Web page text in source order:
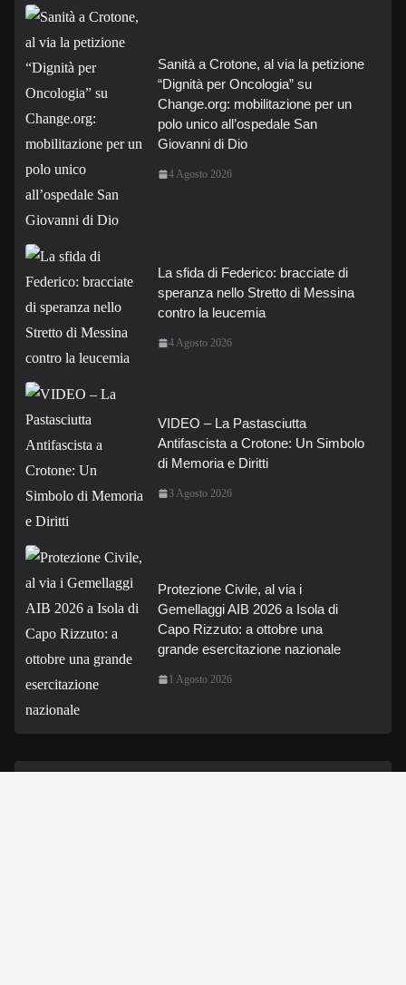
Sanità a Crotone, al via la petizione
“Dignità per Oncologia” su
Change.org: mobilitazione per un
polo unico all’ospedale San
Giovanni di Dio
4 Agosto 2026
La sfida di Federico: bracciate di
speranza nello Stretto di Messina
contro la leucemia
4 Agosto 2026
VIDEO – La Pastasciutta
Antifascista a Crotone: Un Simbolo
di Memoria e Diritti
3 Agosto 2026
Protezione Civile, al via i
Gemellaggi AIB 2026 a Isola di
Capo Rizzuto: a ottobre una
grande esercitazione nazionale
1 Agosto 2026